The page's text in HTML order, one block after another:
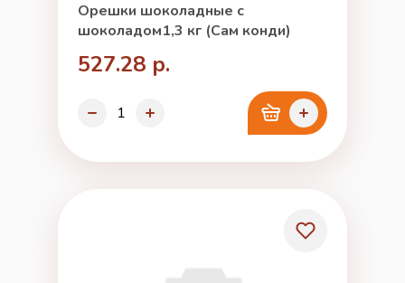
Орешки шоколадные с
шоколадом1,3 кг (Сам конди)
527.28 р.